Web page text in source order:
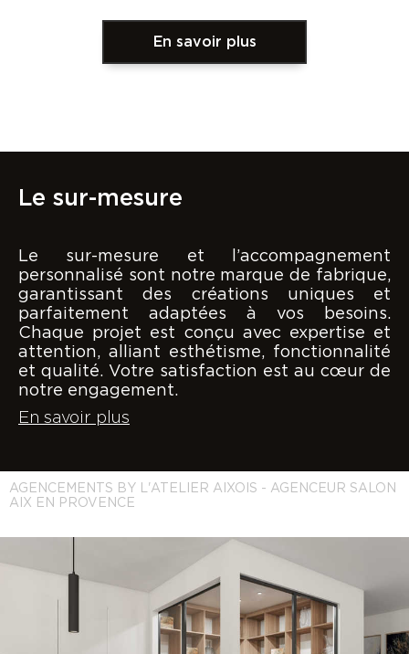
En savoir plus
Le sur-mesure
Le sur-mesure et l’accompagnement
personnalisé sont notre marque de fabrique,
garantissant des créations uniques et
parfaitement adaptées à vos besoins.
Chaque projet est conçu avec expertise et
attention, alliant esthétisme, fonctionnalité
et qualité. Votre satisfaction est au cœur de
notre engagement.
En savoir plus
AGENCEMENTS BY L'ATELIER AIXOIS - AGENCEUR SALON
AIX EN PROVENCE